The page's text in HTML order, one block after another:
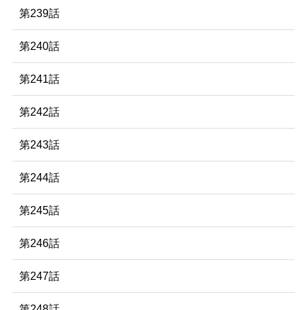
第239話
第240話
第241話
第242話
第243話
第244話
第245話
第246話
第247話